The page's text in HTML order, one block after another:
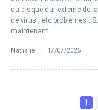
du disque dur externe de
de virus , etc problèmes .
maintenant .
Nathalie | 17/07/2026
1